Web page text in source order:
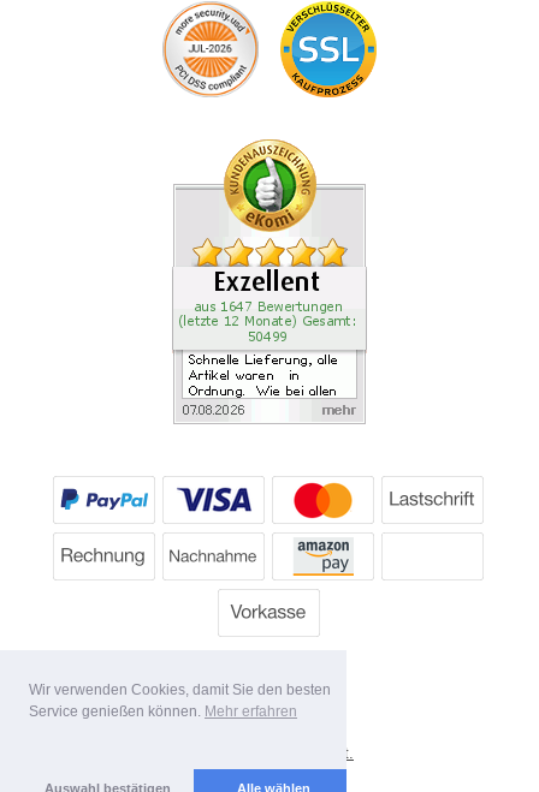
Wir verwenden Cookies, damit Sie den besten
Service genießen können. Mehr erfahren
Auswahl bestätigen Alle wählen
Alle Preise inkl. MwSt.
Lieferbedingungen